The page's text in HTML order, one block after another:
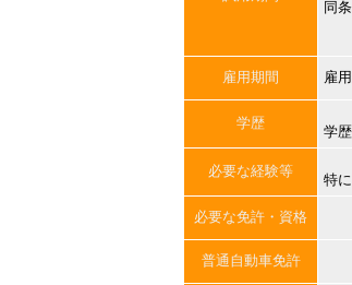
同
雇用期間 雇
学歴
学
必要な経験等
特
必要な免許・資格
普通自動車免許